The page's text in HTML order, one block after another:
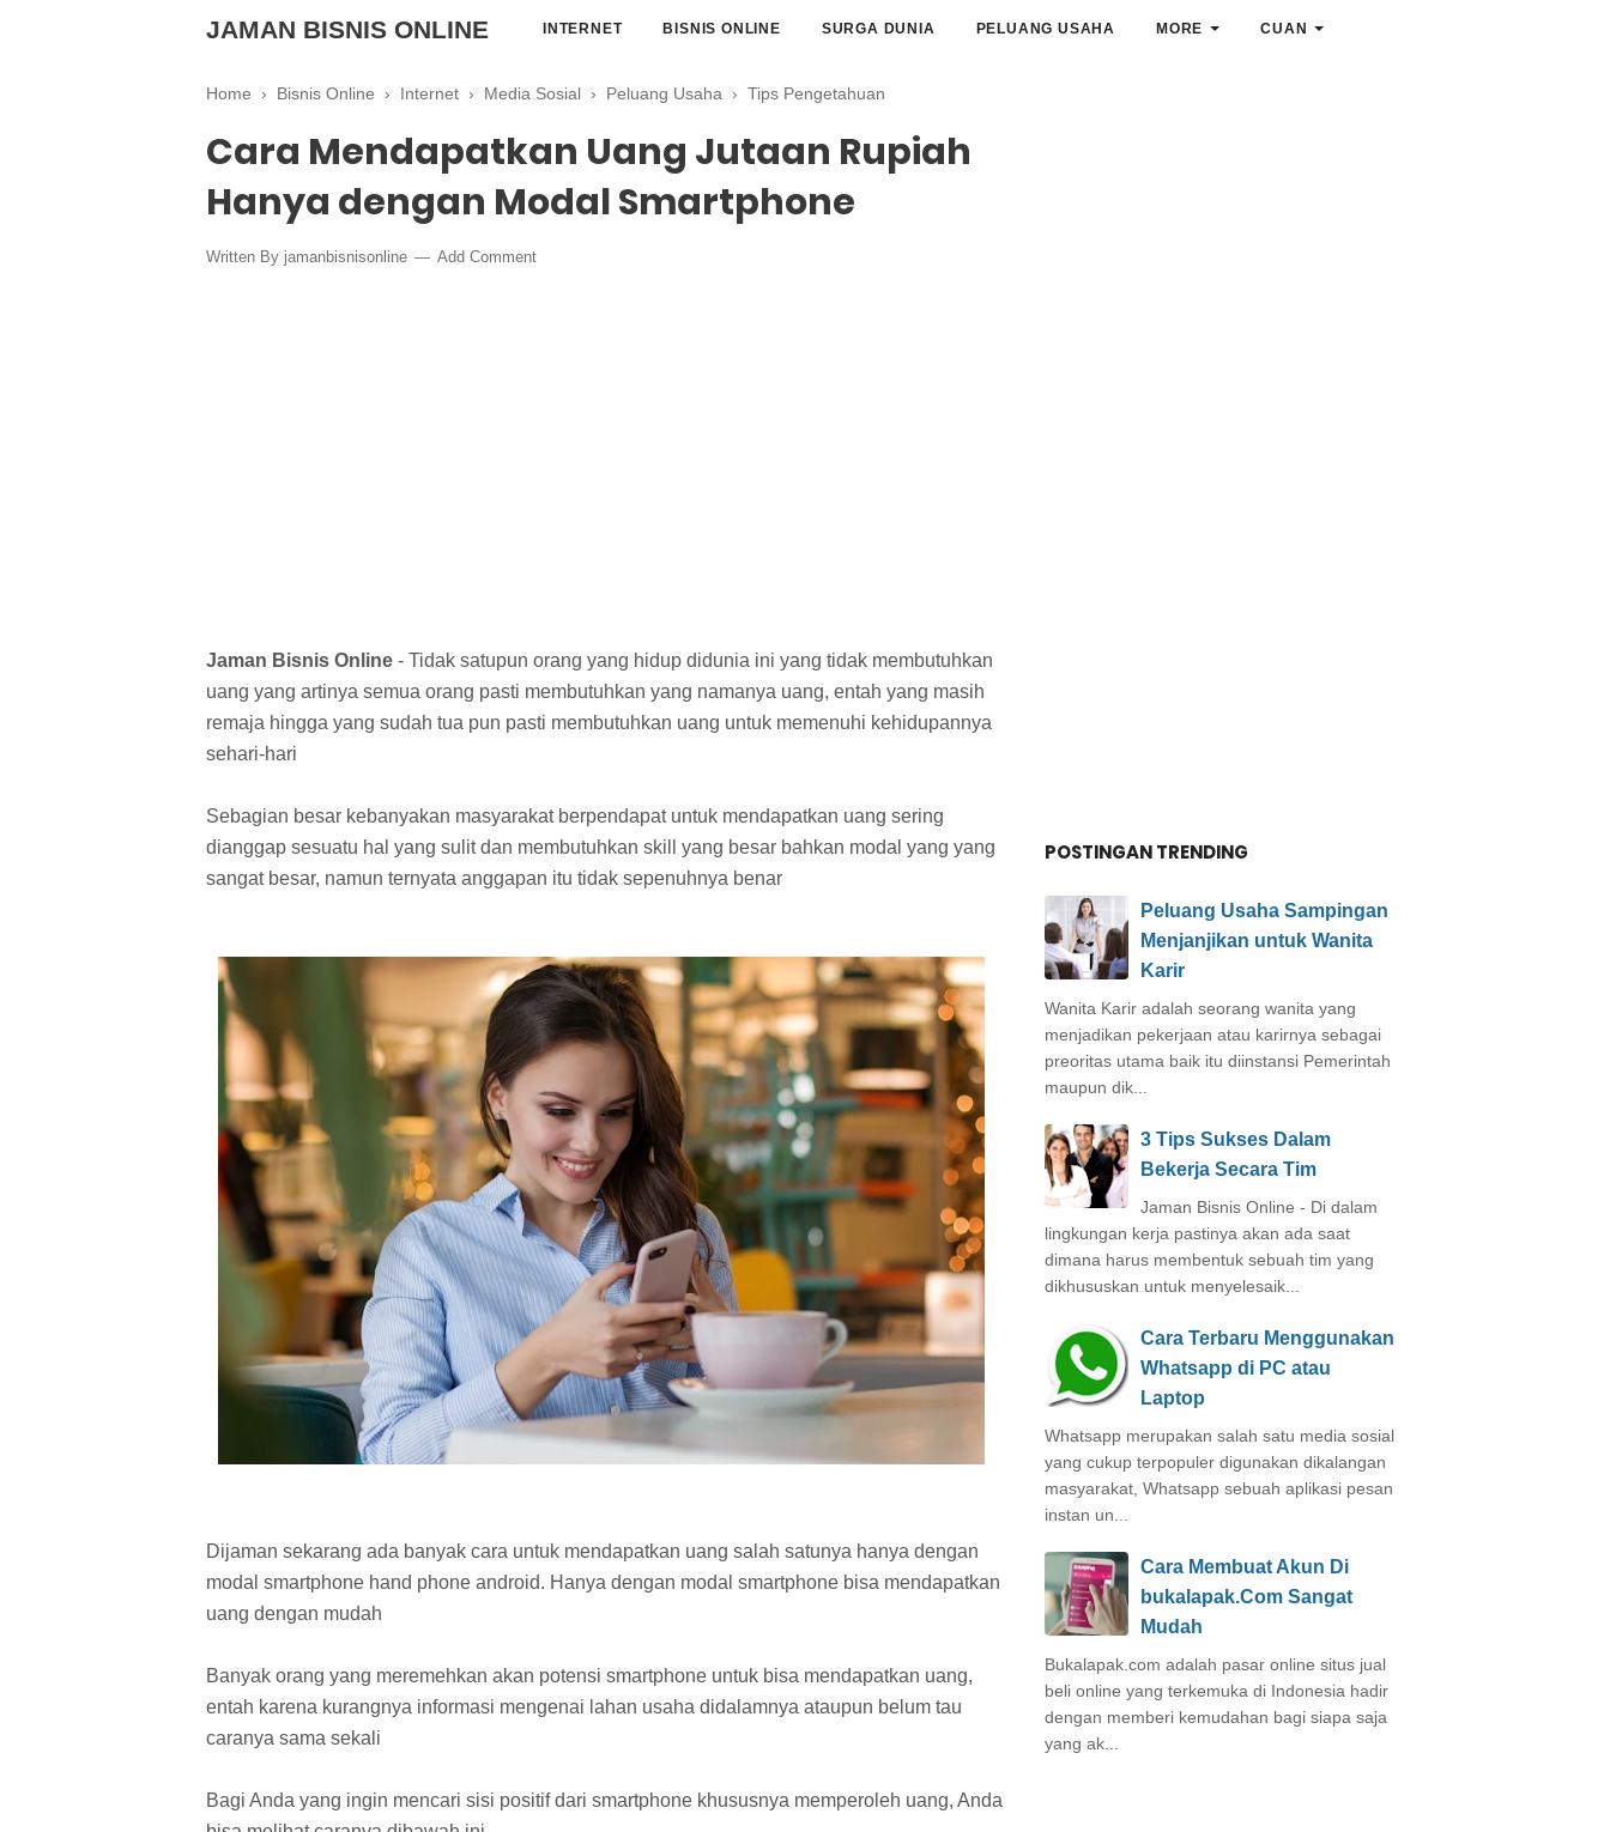
JAMAN BISNIS ONLINE INTERNET BISNIS ONLINE SURGA DUNIA PELUANG USAHA MORE CUAN
Home › Bisnis Online › Internet › Media Sosial › Peluang Usaha › Tips Pengetahuan
Cara Mendapatkan Uang Jutaan Rupiah
Hanya dengan Modal Smartphone
Written By jamanbisnisonline Add Comment
Jaman Bisnis Online - Tidak satupun orang yang hidup didunia ini yang tidak membutuhkan
uang yang artinya semua orang pasti membutuhkan yang namanya uang, entah yang masih
remaja hingga yang sudah tua pun pasti membutuhkan uang untuk memenuhi kehidupannya
sehari-hari
Sebagian besar kebanyakan masyarakat berpendapat untuk mendapatkan uang sering
dianggap sesuatu hal yang sulit dan membutuhkan skill yang besar bahkan modal yang yang
sangat besar, namun ternyata anggapan itu tidak sepenuhnya benar
Dijaman sekarang ada banyak cara untuk mendapatkan uang salah satunya hanya dengan
modal smartphone hand phone android. Hanya dengan modal smartphone bisa mendapatkan
uang dengan mudah
Banyak orang yang meremehkan akan potensi smartphone untuk bisa mendapatkan uang,
entah karena kurangnya informasi mengenai lahan usaha didalamnya ataupun belum tau
caranya sama sekali
Bagi Anda yang ingin mencari sisi positif dari smartphone khususnya memperoleh uang, Anda
POSTINGAN TRENDING
Peluang Usaha Sampingan
Menjanjikan untuk Wanita
Karir
Wanita Karir adalah seorang wanita yang
menjadikan pekerjaan atau karirnya sebagai
preoritas utama baik itu diinstansi Pemerintah
maupun dik...
3 Tips Sukses Dalam
Bekerja Secara Tim
Jaman Bisnis Online - Di dalam
lingkungan kerja pastinya akan ada saat
dimana harus membentuk sebuah tim yang
dikhususkan untuk menyelesaik...
Cara Terbaru Menggunakan
Whatsapp di PC atau
Laptop
Whatsapp merupakan salah satu media sosial
yang cukup terpopuler digunakan dikalangan
masyarakat, Whatsapp sebuah aplikasi pesan
instan un...
Cara Membuat Akun Di
bukalapak.Com Sangat
Mudah
Bukalapak.com adalah pasar online situs jual
beli online yang terkemuka di Indonesia hadir
dengan memberi kemudahan bagi siapa saja
yang ak...